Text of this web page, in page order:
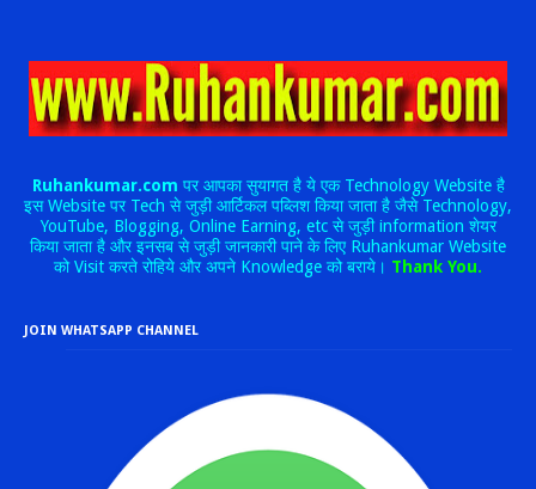
Ruhankumar.com पर आपका सुयागत है ये एक Technology Website है
इस Website पर Tech से जुड़ी आर्टिकल पब्लिश किया जाता है जैसे Technology,
YouTube, Blogging, Online Earning, etc से जुड़ी information शेयर
किया जाता है और इनसब से जुड़ी जानकारी पाने के लिए Ruhankumar Website
को Visit करते रोहिये और अपने Knowledge को बराये। Thank You.
JOIN WHATSAPP CHANNEL